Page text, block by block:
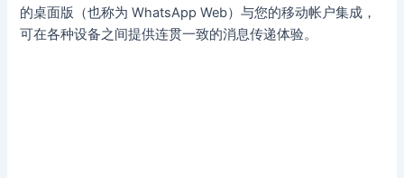
的桌面版（也称为 WhatsApp Web）与您的移动帐户集成，
可在各种设备之间提供连贯一致的消息传递体验。